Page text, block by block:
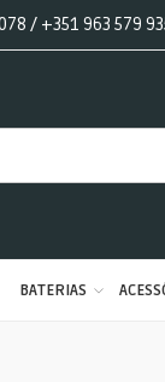
/ +351 963 579
BATERIAS